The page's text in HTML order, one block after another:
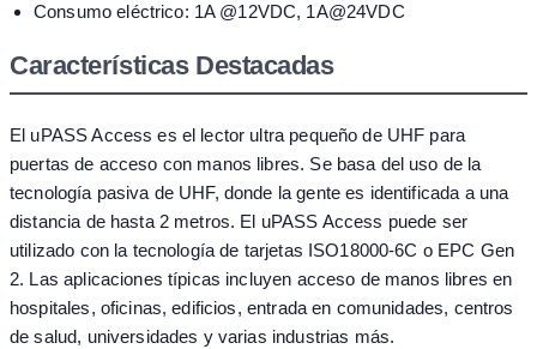
Consumo eléctrico: 1A @12VDC, 1A@24VDC
Características Destacadas
El uPASS Access es el lector ultra pequeño de UHF para
puertas de acceso con manos libres. Se basa del uso de la
tecnología pasiva de UHF, donde la gente es identificada a una
distancia de hasta 2 metros. El uPASS Access puede ser
utilizado con la tecnología de tarjetas ISO18000-6C o EPC Gen
2. Las aplicaciones típicas incluyen acceso de manos libres en
hospitales, oficinas, edificios, entrada en comunidades, centros
de salud, universidades y varias industrias más.